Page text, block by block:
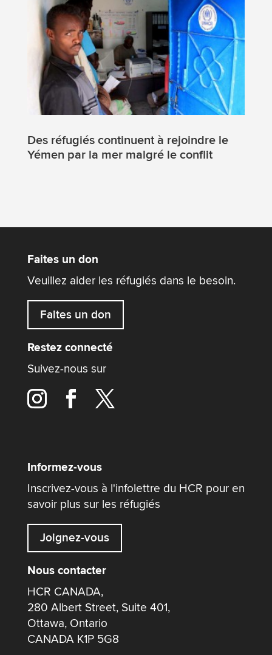
Des réfugiés continuent à rejoindre le
Yémen par la mer malgré le conflit
Faites un don
Veuillez aider les réfugiés dans le besoin.
Faites un don
Restez connecté
Suivez-nous sur
Informez-vous
Inscrivez-vous à l'infolettre du HCR pour en
savoir plus sur les réfugiés
Joignez-vous
Nous contacter
HCR CANADA,
280 Albert Street, Suite 401,
Ottawa, Ontario
CANADA K1P 5G8